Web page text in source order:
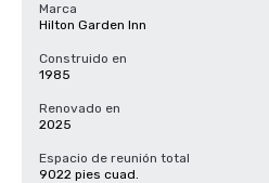
Marca
Hilton Garden Inn
Construido en
1985
Renovado en
2025
Espacio de reunión total
9022 pies cuad.